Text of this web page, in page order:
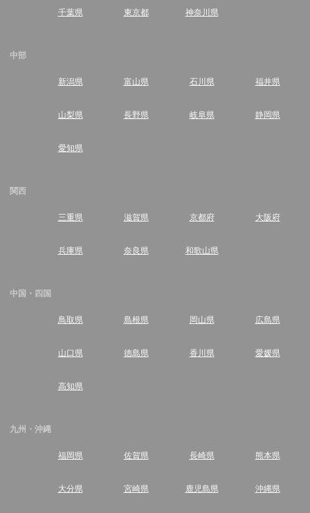
千葉県 東京都 神奈川県
中部
新潟県 富山県 石川県 福井県
山梨県 長野県 岐阜県 静岡県
愛知県
関西
三重県 滋賀県 京都府 大阪府
兵庫県 奈良県 和歌山県
中国・四国
鳥取県 島根県 岡山県 広島県
山口県 徳島県 香川県 愛媛県
高知県
九州・沖縄
福岡県 佐賀県 長崎県 熊本県
大分県 宮崎県 鹿児島県 沖縄県